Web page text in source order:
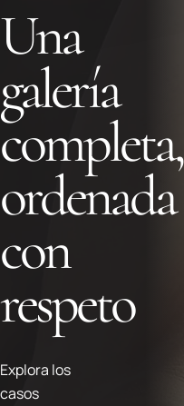
Una
galería
completa,
ordenada
con
respeto
Explora los
casos